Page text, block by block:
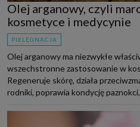
Olej arganowy, czyli
kosmetyce i medycynie
PIELĘGNACJA
Olej arganowy ma niezwykłe
wszechstronne zastosowanie w
Regeneruje skórę, działa
rodniki, poprawia kondycję